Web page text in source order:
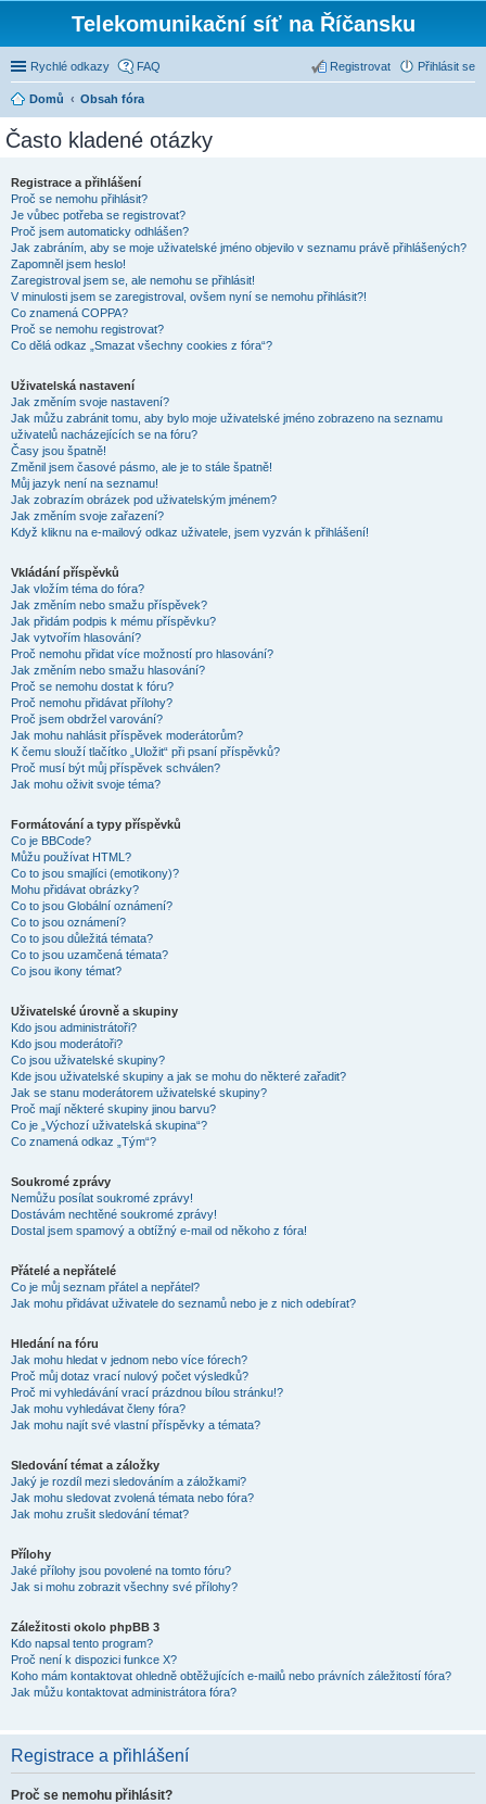
Telekomunikační síť na Říčansku
Rychlé odkazy FAQ Přihlásit se
Registrovat
Domů Obsah fóra
Často kladené otázky
Registrace a přihlášení
Proč se nemohu přihlásit?
Je vůbec potřeba se registrovat?
Proč jsem automaticky odhlášen?
Jak zabráním, aby se moje uživatelské jméno objevilo v seznamu právě přihlášených?
Zapomněl jsem heslo!
Zaregistroval jsem se, ale nemohu se přihlásit!
V minulosti jsem se zaregistroval, ovšem nyní se nemohu přihlásit?!
Co znamená COPPA?
Proč se nemohu registrovat?
Co dělá odkaz „Smazat všechny cookies z fóra“?
Uživatelská nastavení
Jak změním svoje nastavení?
Jak můžu zabránit tomu, aby bylo moje uživatelské jméno zobrazeno na seznamu
uživatelů nacházejících se na fóru?
Časy jsou špatně!
Změnil jsem časové pásmo, ale je to stále špatně!
Můj jazyk není na seznamu!
Jak zobrazím obrázek pod uživatelským jménem?
Jak změním svoje zařazení?
Když kliknu na e-mailový odkaz uživatele, jsem vyzván k přihlášení!
Vkládání příspěvků
Jak vložím téma do fóra?
Jak změním nebo smažu příspěvek?
Jak přidám podpis k mému příspěvku?
Jak vytvořím hlasování?
Proč nemohu přidat více možností pro hlasování?
Jak změním nebo smažu hlasování?
Proč se nemohu dostat k fóru?
Proč nemohu přidávat přílohy?
Proč jsem obdržel varování?
Jak mohu nahlásit příspěvek moderátorům?
K čemu slouží tlačítko „Uložit“ při psaní příspěvků?
Proč musí být můj příspěvek schválen?
Jak mohu oživit svoje téma?
Formátování a typy příspěvků
Co je BBCode?
Můžu používat HTML?
Co to jsou smajlíci (emotikony)?
Mohu přidávat obrázky?
Co to jsou Globální oznámení?
Co to jsou oznámení?
Co to jsou důležitá témata?
Co to jsou uzamčená témata?
Co jsou ikony témat?
Uživatelské úrovně a skupiny
Kdo jsou administrátoři?
Kdo jsou moderátoři?
Co jsou uživatelské skupiny?
Kde jsou uživatelské skupiny a jak se mohu do některé zařadit?
Jak se stanu moderátorem uživatelské skupiny?
Proč mají některé skupiny jinou barvu?
Co je „Výchozí uživatelská skupina“?
Co znamená odkaz „Tým“?
Soukromé zprávy
Nemůžu posílat soukromé zprávy!
Dostávám nechtěné soukromé zprávy!
Dostal jsem spamový a obtížný e-mail od někoho z fóra!
Přátelé a nepřátelé
Co je můj seznam přátel a nepřátel?
Jak mohu přidávat uživatele do seznamů nebo je z nich odebírat?
Hledání na fóru
Jak mohu hledat v jednom nebo více fórech?
Proč můj dotaz vrací nulový počet výsledků?
Proč mi vyhledávání vrací prázdnou bílou stránku!?
Jak mohu vyhledávat členy fóra?
Jak mohu najít své vlastní příspěvky a témata?
Sledování témat a záložky
Jaký je rozdíl mezi sledováním a záložkami?
Jak mohu sledovat zvolená témata nebo fóra?
Jak mohu zrušit sledování témat?
Přílohy
Jaké přílohy jsou povolené na tomto fóru?
Jak si mohu zobrazit všechny své přílohy?
Záležitosti okolo phpBB 3
Kdo napsal tento program?
Proč není k dispozici funkce X?
Koho mám kontaktovat ohledně obtěžujících e-mailů nebo právních záležitostí fóra?
Jak můžu kontaktovat administrátora fóra?
Registrace a přihlášení
Proč se nemohu přihlásit?